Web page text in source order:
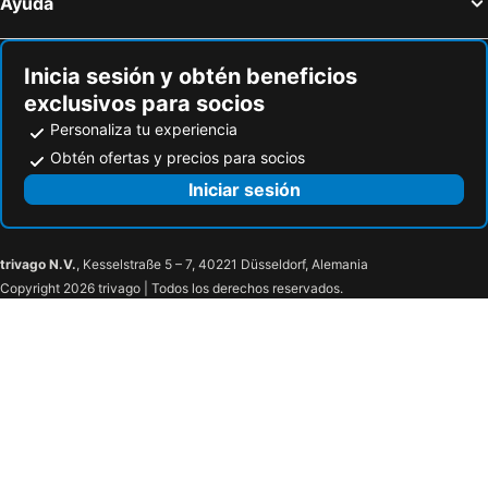
Inicia sesión y obtén beneficios
exclusivos para socios
Personaliza tu experiencia
Obtén ofertas y precios para socios
Iniciar sesión
trivago N.V., Kesselstraße 5 – 7, 40221 Düsseldorf, Alemania
Copyright 2026 trivago | Todos los derechos reservados.